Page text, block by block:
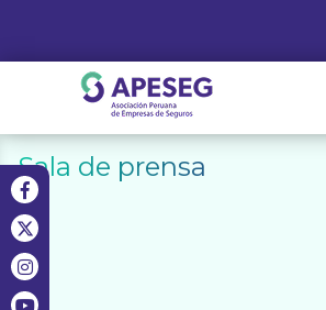
content
APESEG
Sala de prensa